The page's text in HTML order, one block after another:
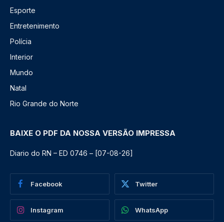
Esporte
Entretenimento
Polícia
Interior
Mundo
Natal
Rio Grande do Norte
BAIXE O PDF DA NOSSA VERSÃO IMPRESSA
Diario do RN – ED 0746 – [07-08-26]
Facebook Twitter
Instagram WhatsApp